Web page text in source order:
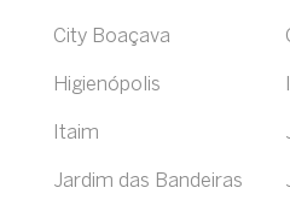
City Boaçava
Higienópolis
Itaim
Jardim das Bandeiras